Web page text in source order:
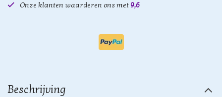
Onze klanten waarderen ons met 9,6
Beschrijving